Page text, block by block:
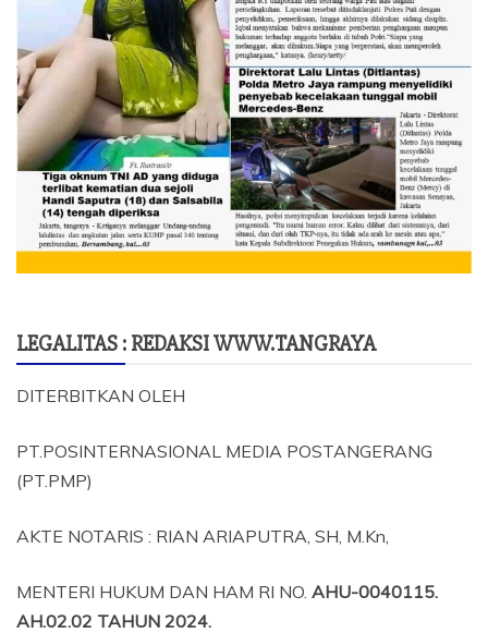
LEGALITAS : REDAKSI WWW.TANGRAYA
DITERBITKAN OLEH
PT.POSINTERNASIONAL MEDIA POSTANGERANG
(PT.PMP)
AKTE NOTARIS : RIAN ARIAPUTRA, SH, M.Kn,
MENTERI HUKUM DAN HAM RI NO. AHU-0040115.
AH.02.02 TAHUN 2024.